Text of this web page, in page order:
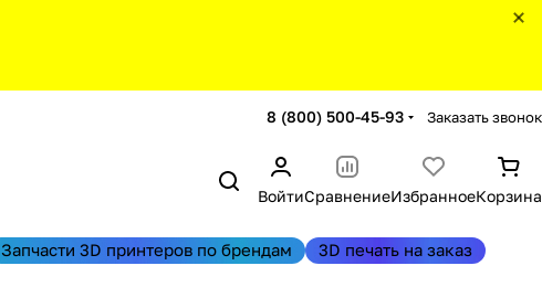
8 (800) 500-45-93 Заказать звонок
ВойтиСравнениеИзбранноеКорзина
Запчасти 3D принтеров по брендам 3D печать на заказ